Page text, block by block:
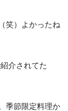
笑）よかったね
介されてた
季節限定料理か